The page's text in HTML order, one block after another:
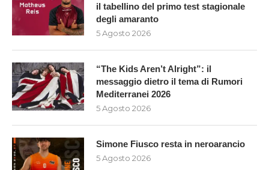
il tabellino del primo test stagionale
degli amaranto
5 Agosto 2026
“The Kids Aren’t Alright”: il
messaggio dietro il tema di Rumori
Mediterranei 2026
5 Agosto 2026
Simone Fiusco resta in neroarancio
5 Agosto 2026